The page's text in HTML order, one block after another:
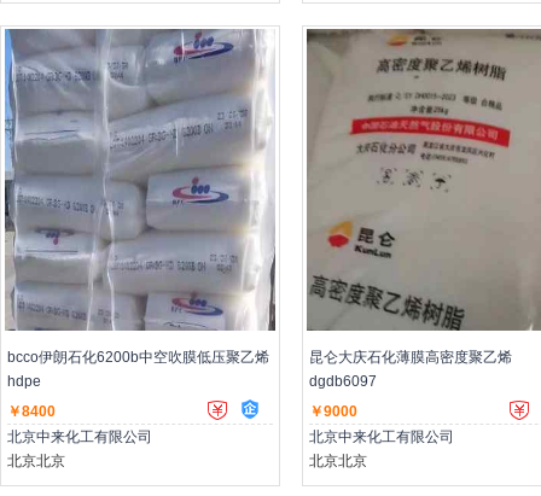
bcco伊朗石化6200b中空吹膜低压聚乙烯
hdpe
￥8400
北京中来化工有限公司
北京北京
昆仑大庆石化薄膜高密度聚乙烯
dgdb6097
￥9000
北京中来化工有限公司
北京北京